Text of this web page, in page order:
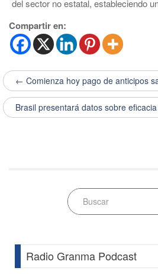
del sector no estatal, estableciendo
Compartir en:
← Comienza hoy pago de anticipos
Brasil presentará datos sobre
Radio Granma Podcast